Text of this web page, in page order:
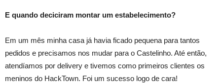
E quando deciciram montar um estabelecimento?
Em um mês minha casa já havia ficado pequena para tantos
pedidos e precisamos nos mudar para o Castelinho. Até então,
atendíamos por delivery e tivemos como primeiros clientes os
meninos do HackTown. Foi um sucesso logo de cara!